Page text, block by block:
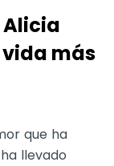
Alicia
más
que ha
llevado